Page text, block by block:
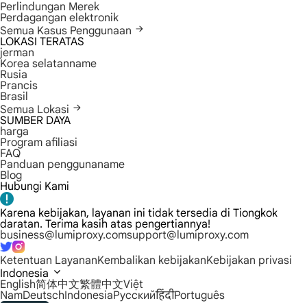
Perlindungan Merek
Perdagangan elektronik
Semua Kasus Penggunaan
LOKASI TERATAS
jerman
Korea selatanname
Rusia
Prancis
Brasil
Semua Lokasi
SUMBER DAYA
harga
Program afiliasi
FAQ
Panduan penggunaname
Blog
Hubungi Kami
Karena kebijakan, layanan ini tidak tersedia di Tiongkok
daratan. Terima kasih atas pengertiannya!
business@lumiproxy.comsupport@lumiproxy.com
Ketentuan LayananKembalikan kebijakanKebijakan privasi
Indonesia
English简体中文繁體中文Việt
NamDeutschIndonesiaРусскийहिंदीPortuguês